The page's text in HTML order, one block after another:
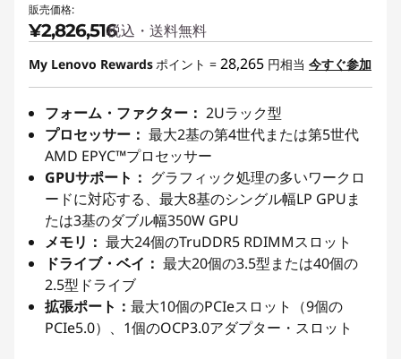
販売価格:
¥2,826,516税込・送料無料
My Lenovo Rewards ポイント = 28,265 円相当 今すぐ参加
フォーム・ファクター： 2Uラック型
プロセッサー： 最大2基の第4世代または第5世代
AMD EPYC™プロセッサー
GPUサポート： グラフィック処理の多いワークロ
ードに対応する、最大8基のシングル幅LP GPUま
たは3基のダブル幅350W GPU
メモリ： 最大24個のTruDDR5 RDIMMスロット
ドライブ・ベイ： 最大20個の3.5型または40個の
2.5型ドライブ
拡張ポート： 最大10個のPCIeスロット（9個の
PCIe5.0）、1個のOCP3.0アダプター・スロット